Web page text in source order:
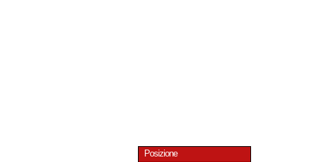
Posizione